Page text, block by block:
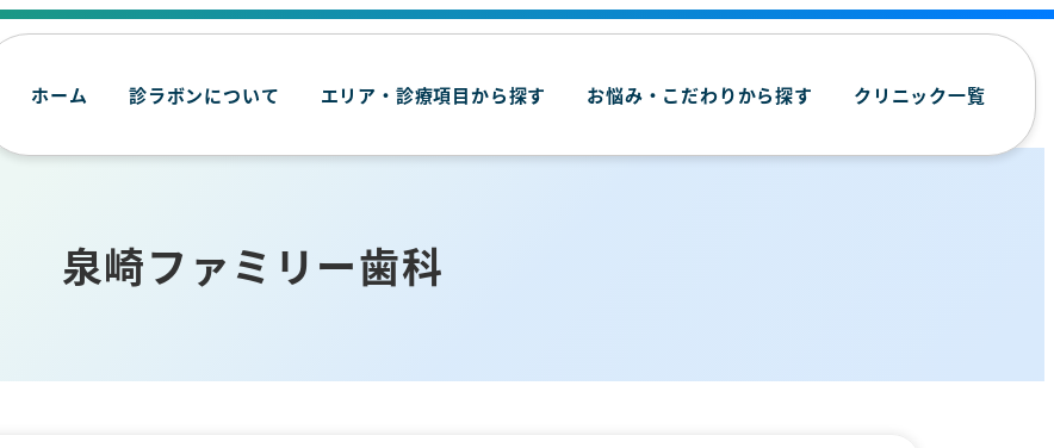
ホーム 診ラボンについて エリア・診療項目から探す お悩み・こだわりから探す クリニック一覧
泉崎ファミリー歯科